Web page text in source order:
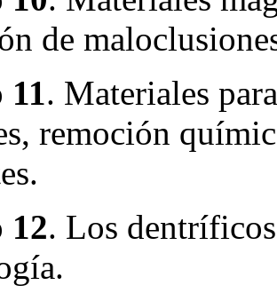
de
. Materiales
remoción
12. Los